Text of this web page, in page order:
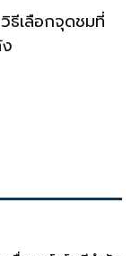
ธีเลือกจุดชมที่